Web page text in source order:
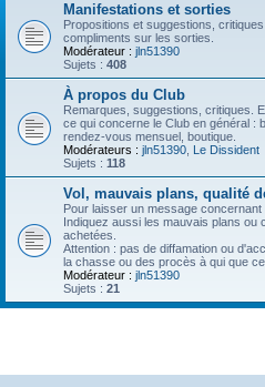
Manifestations et sorties
Propositions et suggestions,
compliments sur les sorties.
Modérateur : jln51390
Sujets : 408
À propos du Club
Remarques, suggestions, critiques.
ce qui concerne le Club en général :
rendez-vous mensuel, boutique.
Modérateurs : jln51390 Le Dissident
Sujets : 118
Vol, mauvais plans, qualité
Pour laisser un message concernant
Indiquez aussi les mauvais plans ou
achetées.
Attention : pas de diffamation ou
la chasse ou des procès à qui que ce
Modérateur : jln51390
Sujets : 21